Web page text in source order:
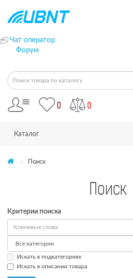
Чат оператор
Форум
0 0
Каталог
Поиск
Поиск
Критерии поиска
Искать в подкатегориях
Искать в описании товара